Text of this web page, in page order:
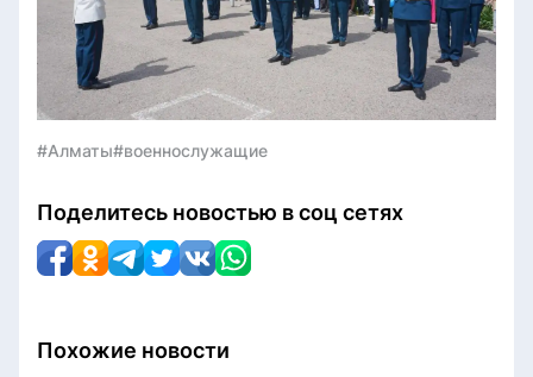
#Алматы#военнослужащие
Поделитесь новостью в соц сетях
Похожие новости